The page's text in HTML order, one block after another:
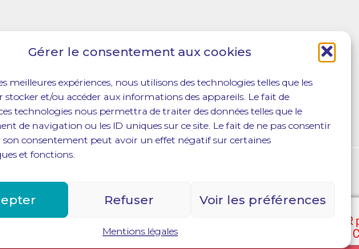
Gérer le consentement aux cookies
meilleures expériences, nous utilisons des technologies telles que les
stocker et/ou accéder aux informations des appareils. Le fait de
technologies nous permettra de traiter des données telles que le
de navigation ou les ID uniques sur ce site. Le fait de ne pas consentir
son consentement peut avoir un effet négatif sur certaines
et fonctions.
Refuser Voir les préférences
Mentions légales
Principale